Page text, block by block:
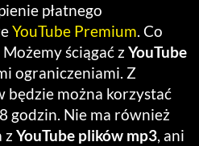
płatnego
YouTube Premium. Co
ściągać zYouTube
ograniczeniami. Z
będzie można korzystać
godzin. Nie ma również
zYouTube plików mp3, ani